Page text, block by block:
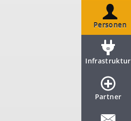
Personen
Infrastruktur
Partner